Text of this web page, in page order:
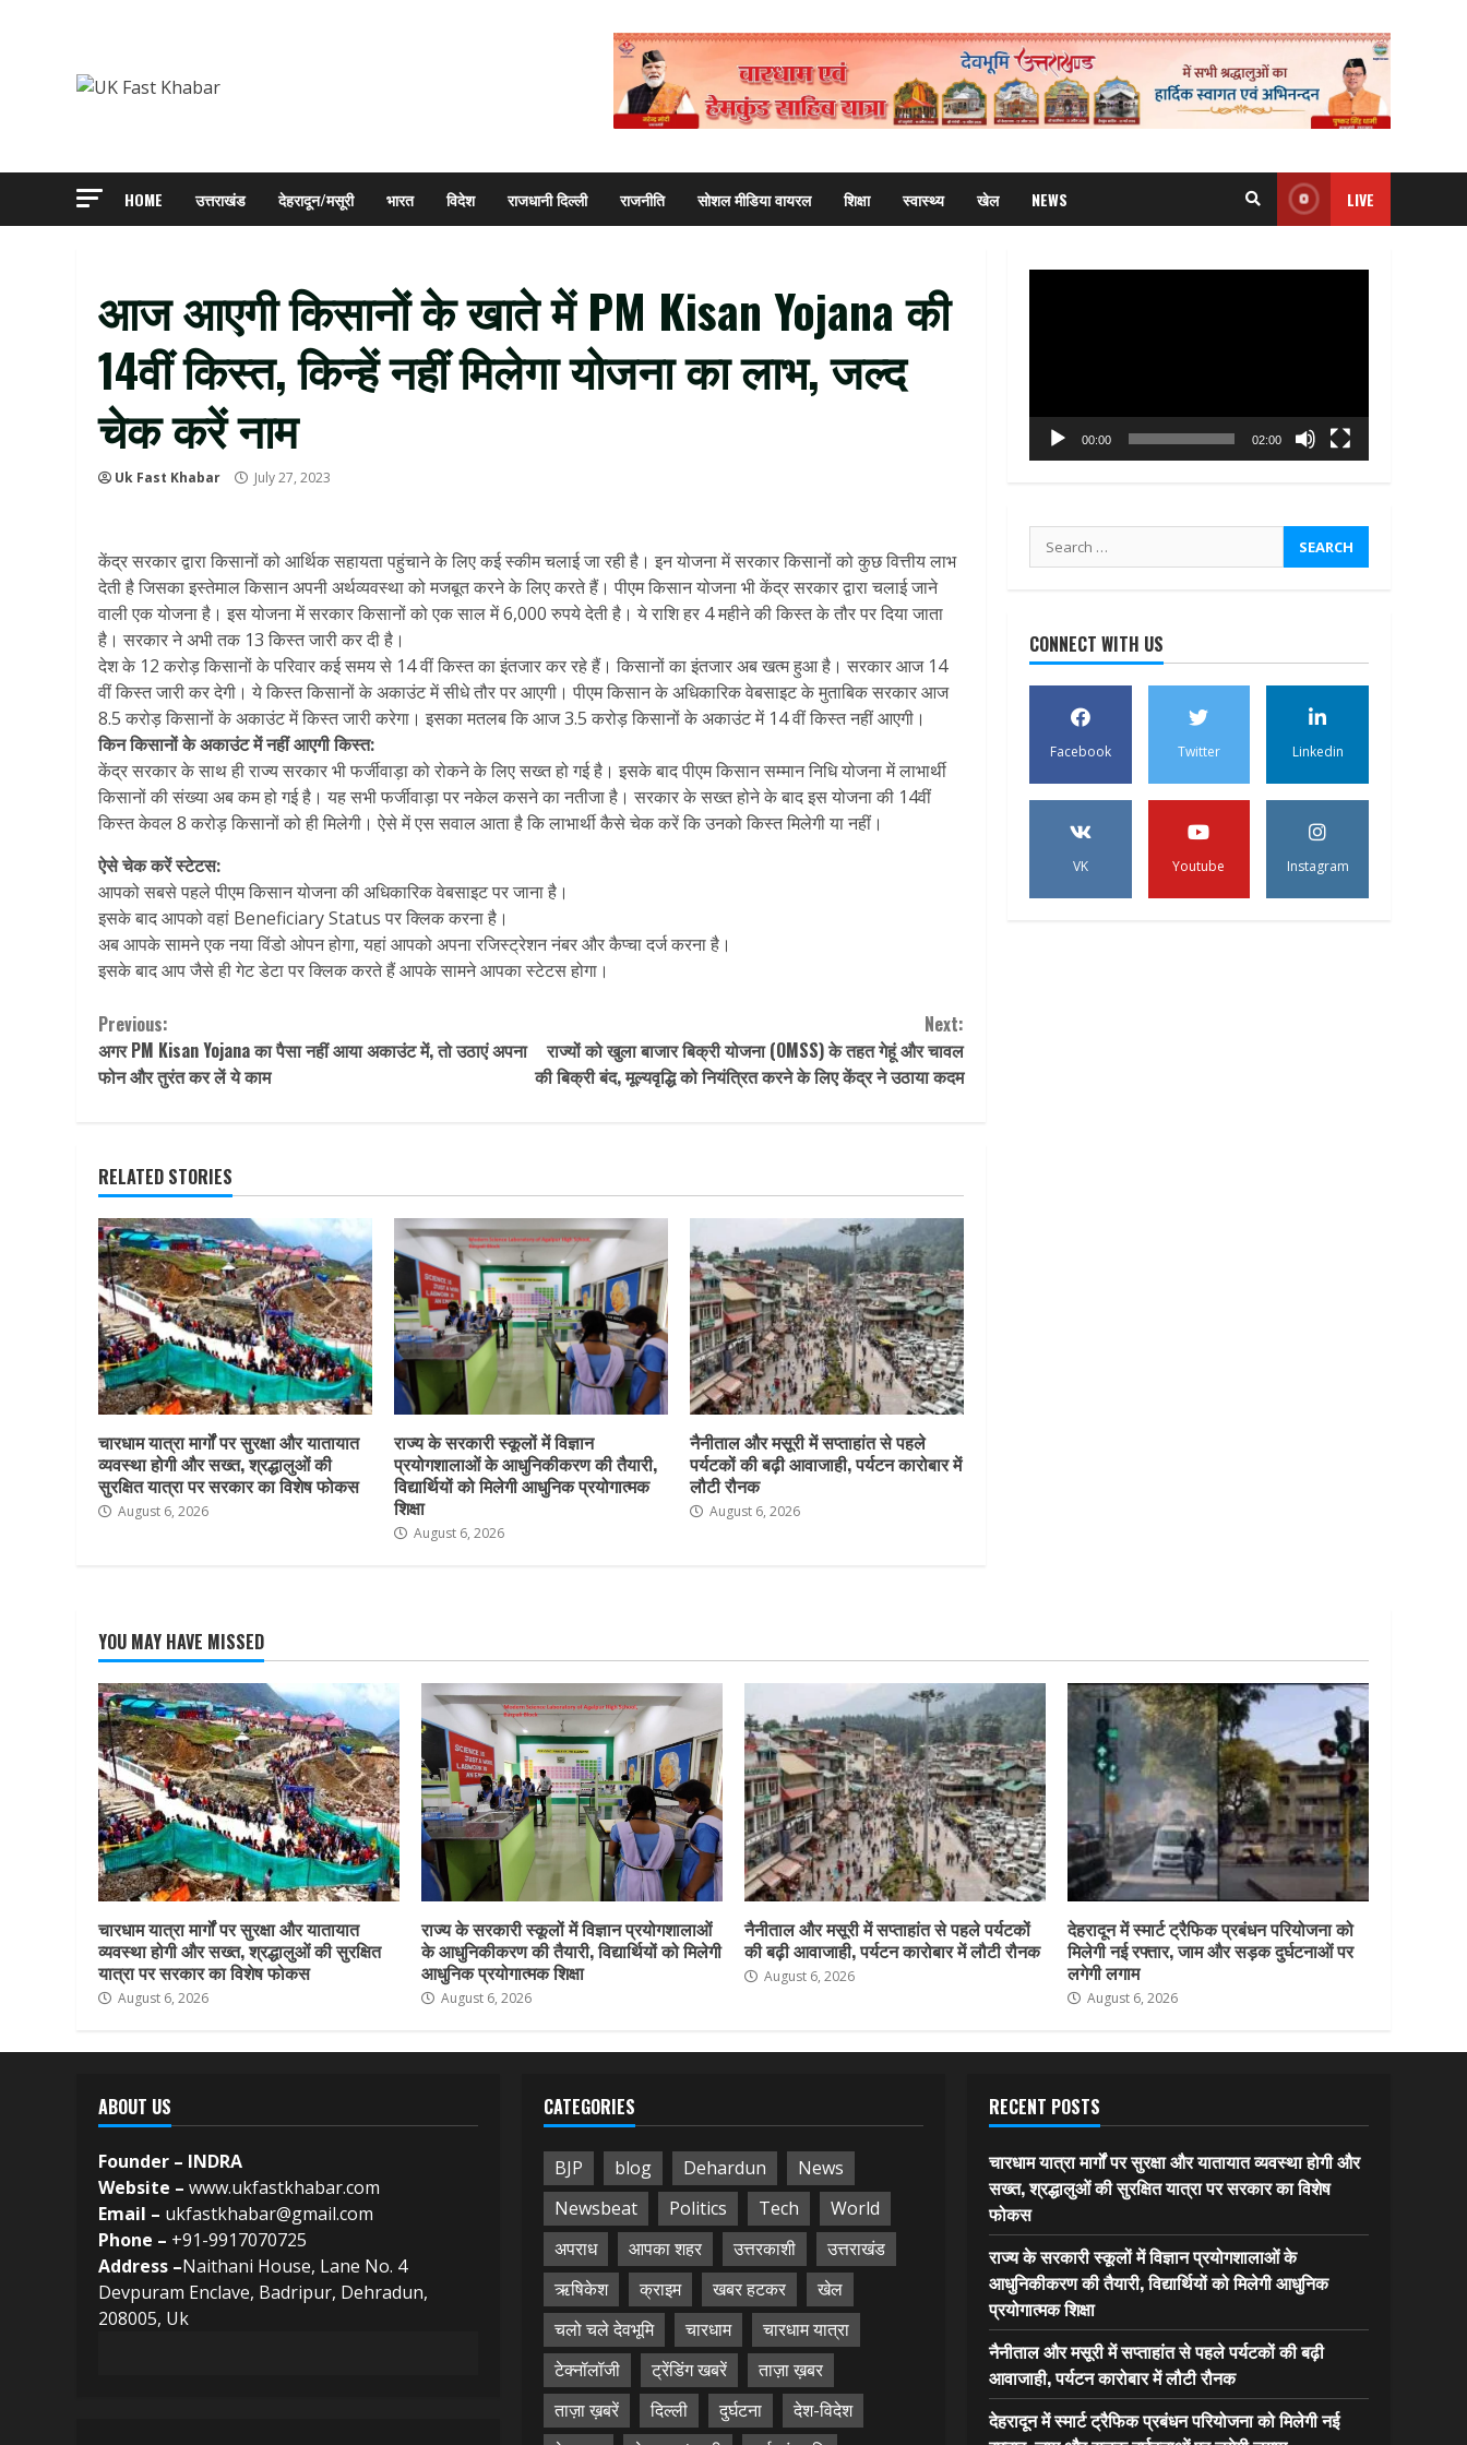
HOME उत्तराखंड देहरादून/मसूरी भारत विदेश राजधानी दिल्ली राजनीति सोशल मीडिया वायरल शिक्षा स्वास्थ्य खेल NEWS LIVE
आज आएगी किसानों के खाते में PM Kisan Yojana की
14वीं किस्त, किन्हें नहीं मिलेगा योजना का लाभ, जल्द
चेक करें नाम
Uk Fast Khabar July 27, 2023
केंद्र सरकार द्वारा किसानों को आर्थिक सहायता पहुंचाने के लिए कई स्कीम चलाई जा रही है। इन योजना में सरकार किसानों को कुछ वित्तीय लाभ
देती है जिसका इस्तेमाल किसान अपनी अर्थव्यवस्था को मजबूत करने के लिए करते हैं। पीएम किसान योजना भी केंद्र सरकार द्वारा चलाई जाने
वाली एक योजना है। इस योजना में सरकार किसानों को एक साल में 6,000 रुपये देती है। ये राशि हर 4 महीने की किस्त के तौर पर दिया जाता
है। सरकार ने अभी तक 13 किस्त जारी कर दी है।
देश के 12 करोड़ किसानों के परिवार कई समय से 14 वीं किस्त का इंतजार कर रहे हैं। किसानों का इंतजार अब खत्म हुआ है। सरकार आज 14
वीं किस्त जारी कर देगी। ये किस्त किसानों के अकाउंट में सीधे तौर पर आएगी। पीएम किसान के अधिकारिक वेबसाइट के मुताबिक सरकार आज
8.5 करोड़ किसानों के अकाउंट में किस्त जारी करेगा। इसका मतलब कि आज 3.5 करोड़ किसानों के अकाउंट में 14 वीं किस्त नहीं आएगी।
किन किसानों के अकाउंट में नहीं आएगी किस्त:
केंद्र सरकार के साथ ही राज्य सरकार भी फर्जीवाड़ा को रोकने के लिए सख्त हो गई है। इसके बाद पीएम किसान सम्मान निधि योजना में लाभार्थी
किसानों की संख्या अब कम हो गई है। यह सभी फर्जीवाड़ा पर नकेल कसने का नतीजा है। सरकार के सख्त होने के बाद इस योजना की 14वीं
किस्त केवल 8 करोड़ किसानों को ही मिलेगी। ऐसे में एस सवाल आता है कि लाभार्थी कैसे चेक करें कि उनको किस्त मिलेगी या नहीं।
ऐसे चेक करें स्टेटस:
आपको सबसे पहले पीएम किसान योजना की अधिकारिक वेबसाइट पर जाना है।
इसके बाद आपको वहां Beneficiary Status पर क्लिक करना है।
अब आपके सामने एक नया विंडो ओपन होगा, यहां आपको अपना रजिस्ट्रेशन नंबर और कैप्चा दर्ज करना है।
इसके बाद आप जैसे ही गेट डेटा पर क्लिक करते हैं आपके सामने आपका स्टेटस होगा।
Continue
Reading
Previous:
अगर PM Kisan Yojana का पैसा नहीं आया अकाउंट में, तो उठाएं अपना
फोन और तुरंत कर लें ये काम
Next:
राज्यों को खुला बाजार बिक्री योजना (OMSS) के तहत गेहूं और चावल
की बिक्री बंद, मूल्यवृद्धि को नियंत्रित करने के लिए केंद्र ने उठाया कदम
RELATED STORIES
चारधाम यात्रा मार्गों पर सुरक्षा और यातायात
व्यवस्था होगी और सख्त, श्रद्धालुओं की
सुरक्षित यात्रा पर सरकार का विशेष फोकस
August 6, 2026
राज्य के सरकारी स्कूलों में विज्ञान
प्रयोगशालाओं के आधुनिकीकरण की तैयारी,
विद्यार्थियों को मिलेगी आधुनिक प्रयोगात्मक
शिक्षा
August 6, 2026
नैनीताल और मसूरी में सप्ताहांत से पहले
पर्यटकों की बढ़ी आवाजाही, पर्यटन कारोबार में
लौटी रौनक
August 6, 2026
00:00 02:00
Search
for:
CONNECT WITH US
Facebook Twitter Linkedin
VK Youtube Instagram
YOU MAY HAVE MISSED
चारधाम यात्रा मार्गों पर सुरक्षा और यातायात
व्यवस्था होगी और सख्त, श्रद्धालुओं की सुरक्षित
यात्रा पर सरकार का विशेष फोकस
August 6, 2026
राज्य के सरकारी स्कूलों में विज्ञान प्रयोगशालाओं
के आधुनिकीकरण की तैयारी, विद्यार्थियों को मिलेगी
आधुनिक प्रयोगात्मक शिक्षा
August 6, 2026
नैनीताल और मसूरी में सप्ताहांत से पहले पर्यटकों
की बढ़ी आवाजाही, पर्यटन कारोबार में लौटी रौनक
August 6, 2026
देहरादून में स्मार्ट ट्रैफिक प्रबंधन परियोजना को
मिलेगी नई रफ्तार, जाम और सड़क दुर्घटनाओं पर
लगेगी लगाम
August 6, 2026
ABOUT US
Founder – INDRA
Website – www.ukfastkhabar.com
Email – ukfastkhabar@gmail.com
Phone – +91-9917070725
Address –Naithani House, Lane No. 4
Devpuram Enclave, Badripur, Dehradun,
208005, Uk
CATEGORIES
BJP blog Dehardun
News
Newsbeat
Politics Tech
World
अपराध
आपका शहर उत्तरकाशी
उत्तराखंड
ऋषिकेश
क्राइम खबर हटकर
खेल
चलो चले देवभूमि
चारधाम
चारधाम यात्रा
टेक्नॉलॉजी
ट्रेंडिंग खबरें
ताज़ा ख़बर
ताज़ा ख़बरें
दिल्ली दुर्घटना
देश-विदेश
RECENT POSTS
चारधाम यात्रा मार्गों पर सुरक्षा और यातायात व्यवस्था होगी और
सख्त, श्रद्धालुओं की सुरक्षित यात्रा पर सरकार का विशेष
फोकस
राज्य के सरकारी स्कूलों में विज्ञान प्रयोगशालाओं के
आधुनिकीकरण की तैयारी, विद्यार्थियों को मिलेगी आधुनिक
प्रयोगात्मक शिक्षा
नैनीताल और मसूरी में सप्ताहांत से पहले पर्यटकों की बढ़ी
आवाजाही, पर्यटन कारोबार में लौटी रौनक
देहरादून में स्मार्ट ट्रैफिक प्रबंधन परियोजना को मिलेगी नई